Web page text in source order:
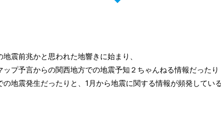
震前兆かと思われた地響きに始まり、
ップ予言からの関西地方での地震予知２ちゃんねる情報だったり
の地震発生だったりと、1月から地震に関する情報が頻発してい